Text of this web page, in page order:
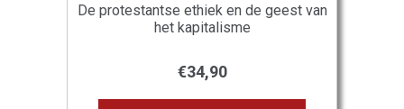
De protestantse ethiek en de geest van
het kapitalisme
€34,90